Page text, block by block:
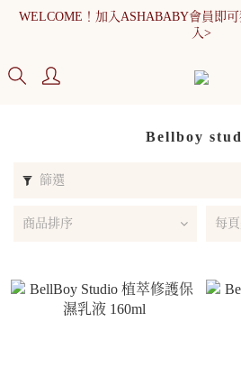
WELCOME！加入ASHABABY會員即
入>
WELCOME！加入ASHABABY會員即
入>
全館消費滿900元
入>
Bellboy
篩選
商品排序 每